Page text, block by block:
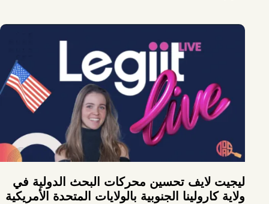
ليجيت لايف تحسين محركات البحث الدولية في
ولاية كارولينا الجنوبية بالولايات المتحدة الأمريكية